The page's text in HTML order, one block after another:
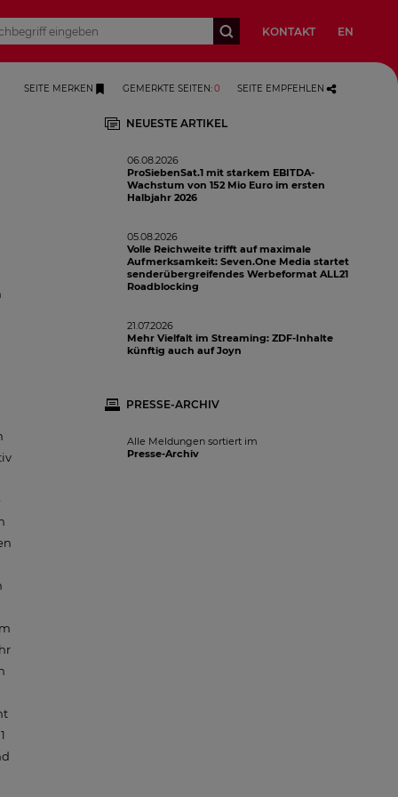
KONTAKT EN
SEITE MERKEN GEMERKTE SEITEN:0 SEITE EMPFEHLEN
NEUESTE ARTIKEL
06.08.2026
ProSiebenSat.1 mit starkem EBITDA-
Wachstum von 152 Mio Euro im ersten
Halbjahr 2026
05.08.2026
Volle Reichweite trifft auf maximale
Aufmerksamkeit: Seven.One Media startet
senderübergreifendes Werbeformat ALL21
Roadblocking
21.07.2026
Mehr Vielfalt im Streaming: ZDF-Inhalte
künftig auch auf Joyn
PRESSE-ARCHIV
Alle Meldungen sortiert im
Presse-Archiv